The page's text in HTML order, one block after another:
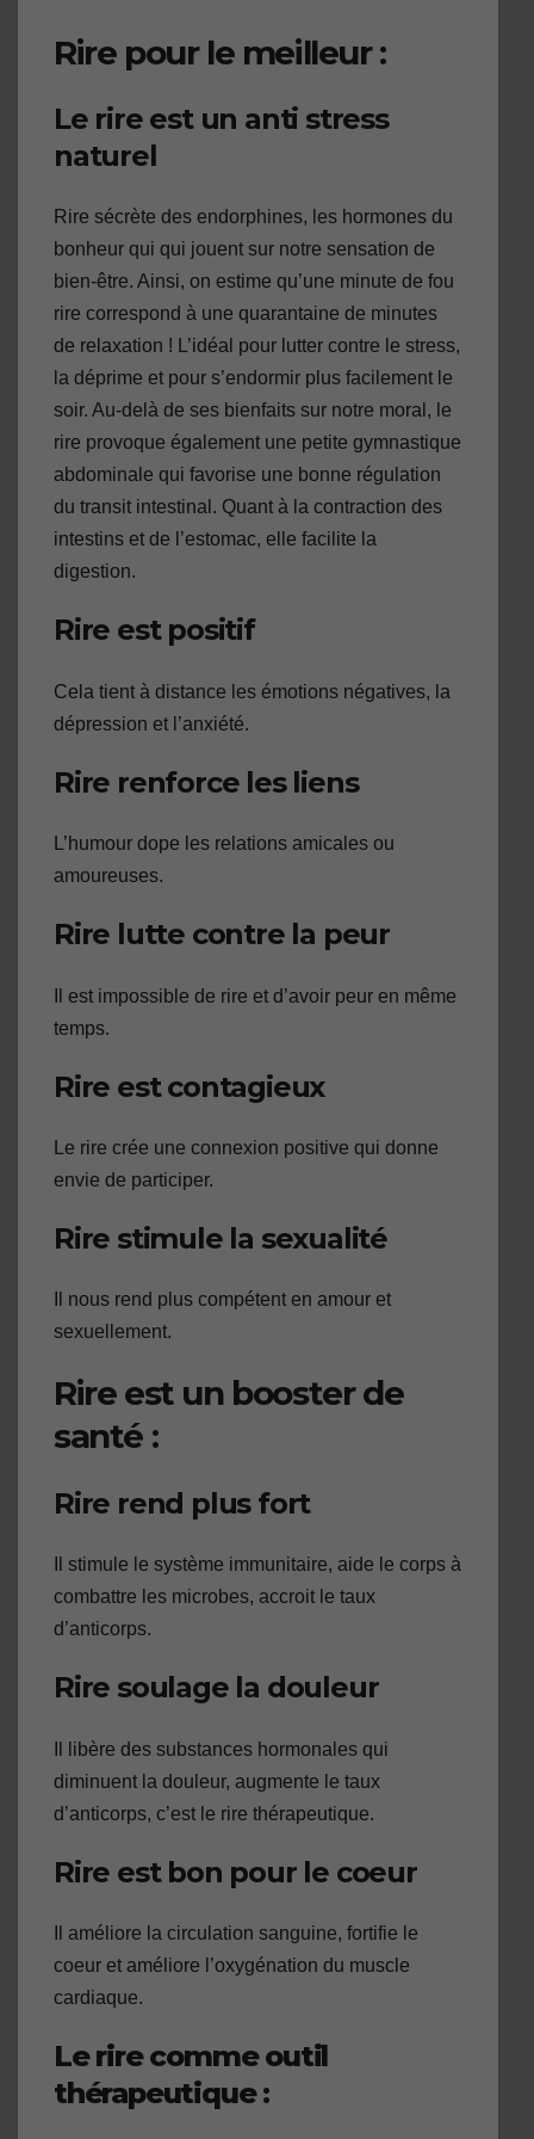
Rire pour le meilleur :
Le rire est un anti stress
naturel
Rire sécrète des endorphines, les hormones du
bonheur qui qui jouent sur notre sensation de
bien-être. Ainsi, on estime qu’une minute de fou
rire correspond à une quarantaine de minutes
de relaxation ! L’idéal pour lutter contre le stress,
la déprime et pour s’endormir plus facilement le
soir. Au-delà de ses bienfaits sur notre moral, le
rire provoque également une petite gymnastique
abdominale qui favorise une bonne régulation
du transit intestinal. Quant à la contraction des
intestins et de l’estomac, elle facilite la
digestion.
Rire est positif
Cela tient à distance les émotions négatives, la
dépression et l’anxiété.
Rire renforce les liens
L’humour dope les relations amicales ou
amoureuses.
Rire lutte contre la peur
Il est impossible de rire et d’avoir peur en même
temps.
Rire est contagieux
Le rire crée une connexion positive qui donne
envie de participer.
Rire stimule la sexualité
Il nous rend plus compétent en amour et
sexuellement.
Rire est un booster de
santé :
Rire rend plus fort
Il stimule le système immunitaire, aide le corps à
combattre les microbes, accroit le taux
d’anticorps.
Rire soulage la douleur
Il libère des substances hormonales qui
diminuent la douleur, augmente le taux
d’anticorps, c’est le rire thérapeutique.
Rire est bon pour le coeur
Il améliore la circulation sanguine, fortifie le
coeur et améliore l’oxygénation du muscle
cardiaque.
Le rire comme outil
thérapeutique: